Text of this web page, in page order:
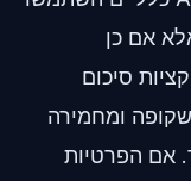
אם כן
סיכום
שקופה ומחמירה
אם הפרטיות